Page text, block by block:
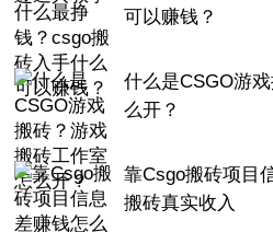
可以赚钱？
什么是CSGO游
么开？
靠Csgo搬砖项目
搬砖真实收入